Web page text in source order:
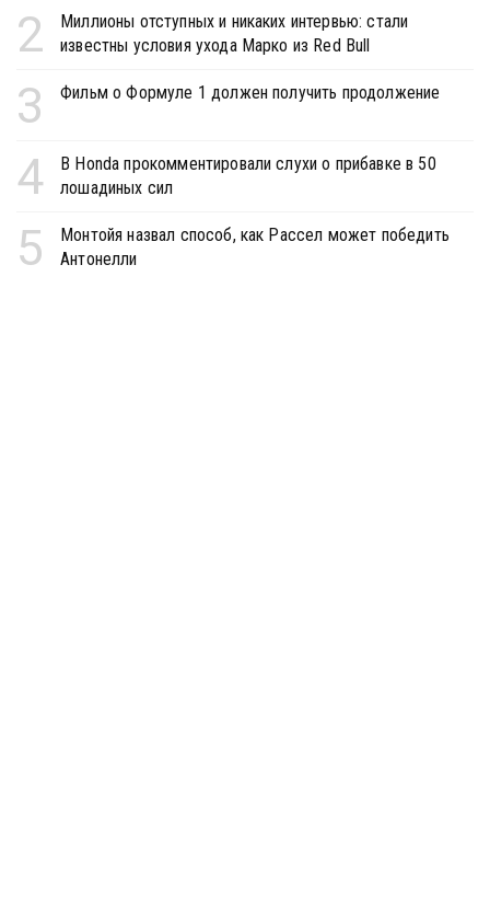
2
Миллионы отступных и никаких интервью: стали
известны условия ухода Марко из Red Bull
3 Фильм о Формуле 1 должен получить продолжение
4
В Honda прокомментировали слухи о прибавке в 50
лошадиных сил
5
Монтойя назвал способ, как Рассел может победить
Антонелли